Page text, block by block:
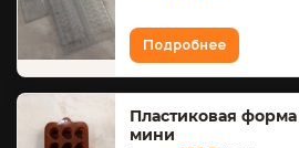
Подробнее
Пластиковая
мини